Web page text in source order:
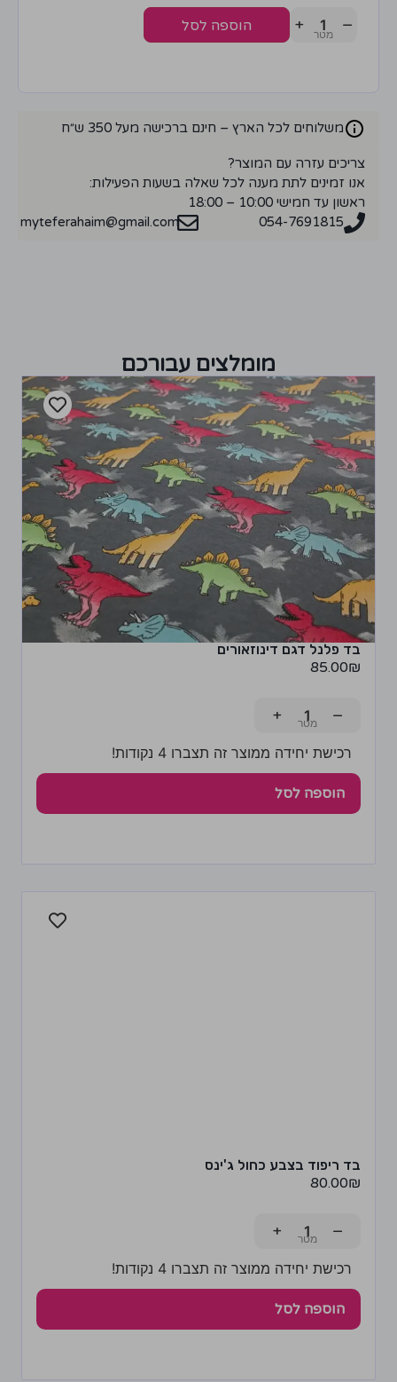
−
+ הוספה לסל
משלוחים לכל הארץ – חינם ברכישה מעל 350 ש״ח
צריכים עזרה עם המוצר?
אנו זמינים לתת מענה לכל שאלה בשעות הפעילות:
ראשון עד חמישי 10:00 – 18:00
054-7691815
myteferahaim@gmail.com
מומלצים עבורכם
בד פלנל דגם דינוזאורים
85.00₪
−
+
רכישת יחידה ממוצר זה תצברו 4 נקודות!
הוספה לסל
בד ריפוד בצבע כחול ג'ינס
80.00₪
−
+
רכישת יחידה ממוצר זה תצברו 4 נקודות!
הוספה לסל